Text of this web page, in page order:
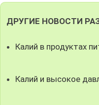
ДРУГИЕ НОВОСТИ
Калий в продуктах
Калий и высокое